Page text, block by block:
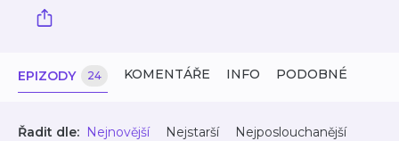
EPIZODY 24 KOMENTÁŘE INFO PODOBNÉ
Řadit dle: Nejnovější Nejstarší Nejposlouchanější